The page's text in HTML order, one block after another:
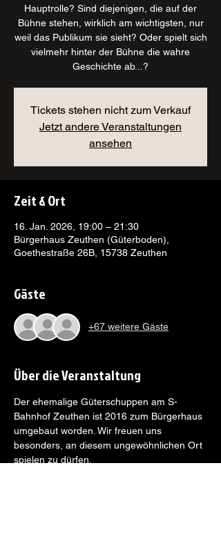
Hauptrolle? Sind diejenigen, die auf der
Bühne stehen, wirklich am wichtigsten, nur
weil das Publikum sie sieht? Oder spielt sich
vielmehr hinter der Bühne die wahre
Geschichte ab...?
Tickets stehen nicht zum Verkauf
Jetzt andere Veranstaltungen
ansehen
Zeit & Ort
16. Jan. 2026, 19:00 – 21:30
Bürgerhaus Zeuthen (Güterboden),
Goethestraße 26B, 15738 Zeuthen
Gäste
+67 weitere Gäste
Über die Veranstaltung
Der ehemalige Güterschuppen am S-
Bahnhof Zeuthen ist 2016 zum Bürgerhaus
umgebaut worden. Wir freuen uns
besonders, an diesem ungewöhnlichen Ort
spielen zu dürfen.